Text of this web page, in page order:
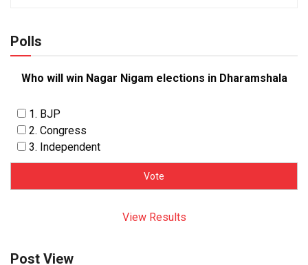
Polls
Who will win Nagar Nigam elections in Dharamshala
1. BJP
2. Congress
3. Independent
View Results
Post View